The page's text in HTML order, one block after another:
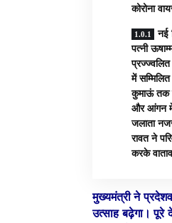
कोरोना
नई
पत्नी
में
कुमाऊं तक
और आंगन में
जलाता
रावत ने
करके
मुख्यमंत्री ने
उत्साह बढ़ेगा।